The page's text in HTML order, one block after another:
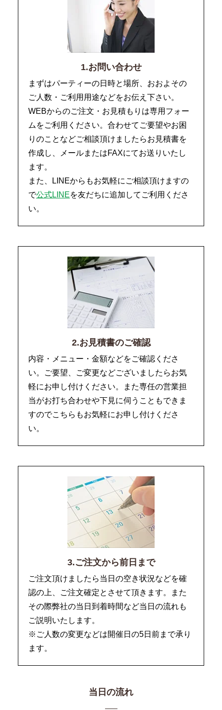
1.お問い合わせ
まずはパーティーの日時と場所、おおよその
ご人数・ご利用用途などをお伝え下さい。
WEBからのご注文・お見積もりは専用フォー
ムをご利用ください。合わせてご要望やお困
りのことなどご相談頂けましたらお見積書を
作成し、メールまたはFAXにてお送りいたし
ます。
また、LINEからもお気軽にご相談頂けますの
で公式LINEを友だちに追加してご利用くださ
い。
2.お見積書のご確認
内容・メニュー・金額などをご確認くださ
い。ご要望、ご変更などございましたらお気
軽にお申し付けください。また専任の営業担
当がお打ち合わせや下見に伺うこともできま
すのでこちらもお気軽にお申し付けくださ
い。
3.ご注文から前日まで
ご注文頂けましたら当日の空き状況などを確
認の上、ご注文確定とさせて頂きます。また
その際弊社の当日到着時間など当日の流れも
ご説明いたします。
※ご人数の変更などは開催日の5日前まで承り
ます。
当日の流れ